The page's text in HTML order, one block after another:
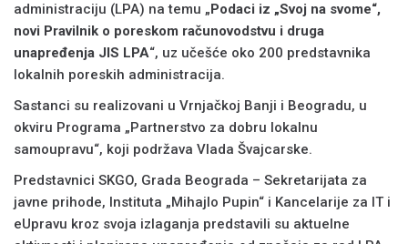
administraciju (LPA) na temu „Podaci iz „Svoj na svome“,
novi Pravilnik o poreskom računovodstvu i druga
unapređenja JIS LPA“, uz učešće oko 200 predstavnika
lokalnih poreskih administracija.
Sastanci su realizovani u Vrnjačkoj Banji i Beogradu, u
okviru Programa „Partnerstvo za dobru lokalnu
samoupravu“, koji podržava Vlada Švajcarske.
Predstavnici SKGO, Grada Beograda – Sekretarijata za
javne prihode, Instituta „Mihajlo Pupin“ i Kancelarije za IT i
eUpravu kroz svoja izlaganja predstavili su aktuelne